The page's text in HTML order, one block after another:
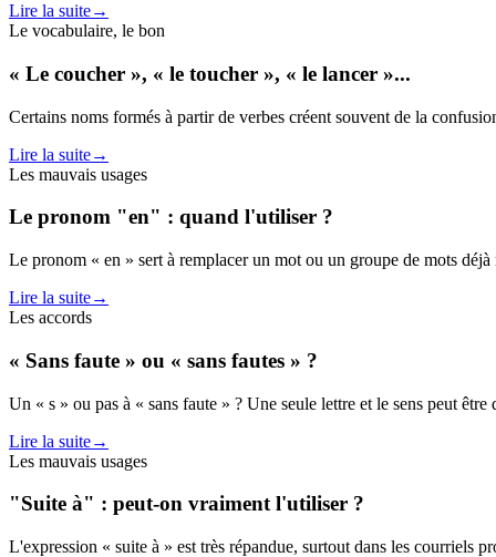
Lire la suite→
Le vocabulaire, le bon
« Le coucher », « le toucher », « le lancer »...
Certains noms formés à partir de verbes créent souvent de la
Lire la suite→
Les mauvais usages
Le pronom "en" : quand l'utiliser ?
Le pronom « en » sert à remplacer un mot ou un groupe de mots
Lire la suite→
Les accords
« Sans faute » ou « sans fautes » ?
Un « s » ou pas à « sans faute » ? Une seule lettre et le sens peut
Lire la suite→
Les mauvais usages
"Suite à" : peut-on vraiment l'utiliser ?
L'expression « suite à » est très répandue, surtout dans les courriels